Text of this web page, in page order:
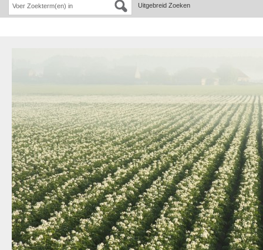
Uitgebreid Zoeken